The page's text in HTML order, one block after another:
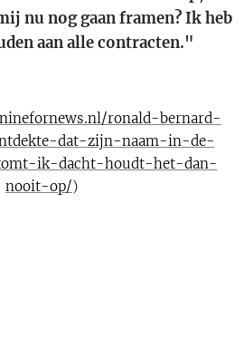
nu nog gaan framen? Ik heb
aan alle contracten."
ronald-bernard-
dat-zijn-naam-in-de-
ik-dacht-houdt-het-dan-
nooit-op/)